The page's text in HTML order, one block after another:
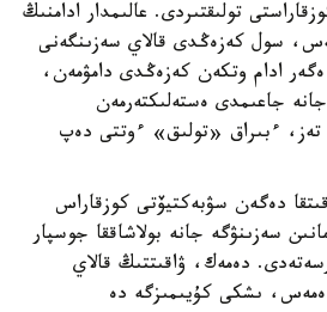
تولىقتىردى. عالىمدار ادامنىڭ
سول كەزەڭدى قالاي سەزىنگەنى
ادام وتكەن كەزەڭدى دامۋمەن،
جاعىمدى ەستەلىكتەرمەن
تەز، ءبىراق «تولىق» ءوتتى دەپ
دەگەن سۋبەكتيۆتى كوزقاراس
سەزىنۋگە جانە بولاشاققا جوسپار
دەمەك، ۋاقىتتىڭ قالاي
ەمەس، ىشكى كۇيىمىزگە دە